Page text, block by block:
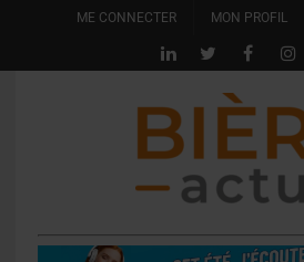
ME CONNECTER MON PROFIL